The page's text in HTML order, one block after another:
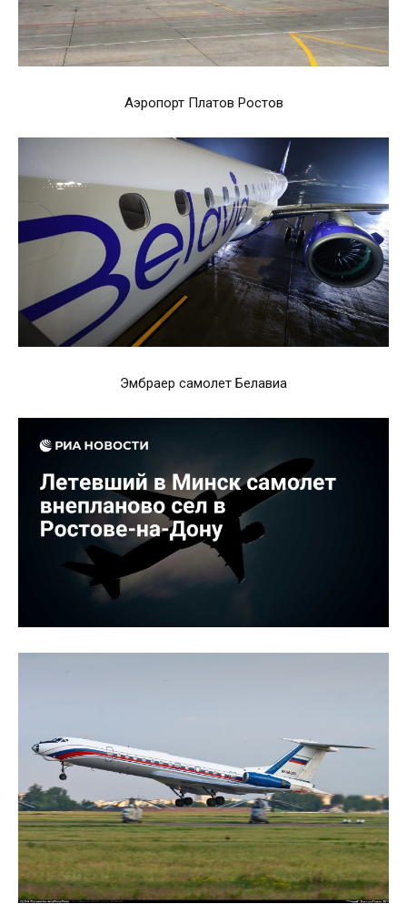
Аэропорт Платов Ростов
Эмбраер самолет Белавиа